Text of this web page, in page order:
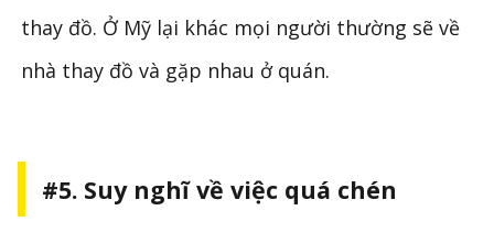
thay đồ. Ở Mỹ lại khác mọi người thường sẽ về
nhà thay đồ và gặp nhau ở quán.
#5. Suy nghĩ về việc quá chén